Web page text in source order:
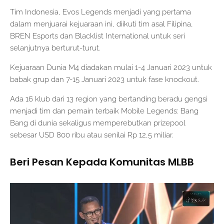
Tim Indonesia, Evos Legends menjadi yang pertama
dalam menjuarai kejuaraan ini, diikuti tim asal Filipina,
BREN Esports dan Blacklist International untuk seri
selanjutnya berturut-turut.
Kejuaraan Dunia M4 diadakan mulai 1-4 Januari 2023 untuk
babak grup dan 7-15 Januari 2023 untuk fase knockout.
Ada 16 klub dari 13 region yang bertanding beradu gengsi
menjadi tim dan pemain terbaik Mobile Legends: Bang
Bang di dunia sekaligus memperebutkan prizepool
sebesar USD 800 ribu atau senilai Rp 12,5 miliar.
Beri Pesan Kepada Komunitas MLBB